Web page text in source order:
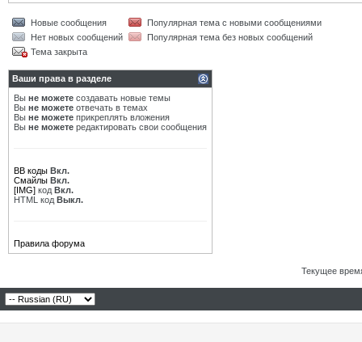
Новые сообщения
Популярная тема с новыми сообщениями
Нет новых сообщений
Популярная тема без новых сообщений
Тема закрыта
Ваши права в разделе
Вы не можете создавать новые темы
Вы не можете отвечать в темах
Вы не можете прикреплять вложения
Вы не можете редактировать свои сообщения
BB коды Вкл.
Смайлы Вкл.
[IMG] код Вкл.
HTML код Выкл.
Правила форума
Текущее